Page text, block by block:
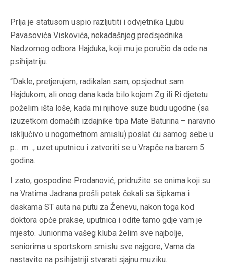
Prlja je statusom uspio razljutiti i odvjetnika Ljubu
Pavasovića Viskovića, nekadašnjeg predsjednika
Nadzornog odbora Hajduka, koji mu je poručio da ode na
psihijatriju.
“Dakle, pretjerujem, radikalan sam, opsjednut sam
Hajdukom, ali onog dana kada bilo kojem Zg ili Ri djetetu
poželim išta loše, kada mi njihove suze budu ugodne (sa
izuzetkom domaćih izdajnike tipa Mate Baturina – naravno
isključivo u nogometnom smislu) poslat ću samog sebe u
p… m…, uzet uputnicu i zatvoriti se u Vrapče na barem 5
godina.
I zato, gospodine Prodanović, pridružite se onima koji su
na Vratima Jadrana prošli petak čekali sa šipkama i
daskama ST auta na putu za Ženevu, nakon toga kod
doktora opće prakse, uputnica i odite tamo gdje vam je
mjesto. Juniorima vašeg kluba želim sve najbolje,
seniorima u sportskom smislu sve najgore, Vama da
nastavite na psihijatriji stvarati sjajnu muziku.